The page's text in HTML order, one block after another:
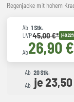
Regenjacke mit hohem
Ab 1 Stk.
UVP45,00 €*
Ab26,90
Ab 20 Stk.
Ab je